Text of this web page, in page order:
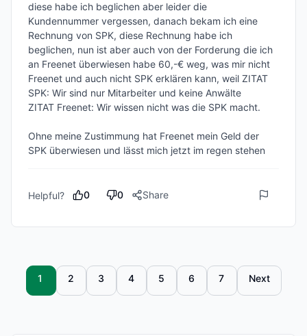
diese habe ich beglichen aber leider die
Kundennummer vergessen, danach bekam ich eine
Rechnung von SPK, diese Rechnung habe ich
beglichen, nun ist aber auch von der Forderung die ich
an Freenet überwiesen habe 60,-€ weg, was mir nicht
Freenet und auch nicht SPK erklären kann, weil ZITAT
SPK: Wir sind nur Mitarbeiter und keine Anwälte
ZITAT Freenet: Wir wissen nicht was die SPK macht.
Ohne meine Zustimmung hat Freenet mein Geld der
SPK überwiesen und lässt mich jetzt im regen stehen
Helpful? 0 0 Share
1 2 3 4 5 6 7 Next